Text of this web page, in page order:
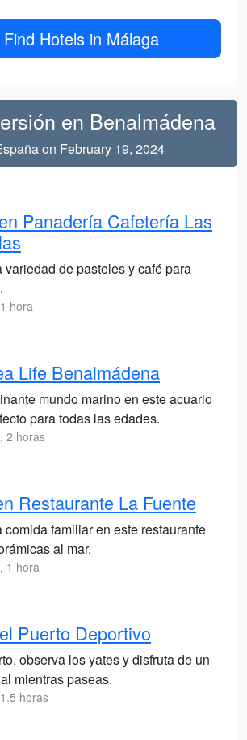
Find Hotels in Málaga
en Benalmádena
on February 19, 2024
Panadería Cafetería Las
variedad de pasteles y café para
hora
Life Benalmádena
mundo marino en este acuario
para todas las edades.
2 horas
Restaurante La Fuente
comida familiar en este restaurante
al mar.
1 hora
Puerto Deportivo
observa los yates y disfruta de un
mientras paseas.
horas